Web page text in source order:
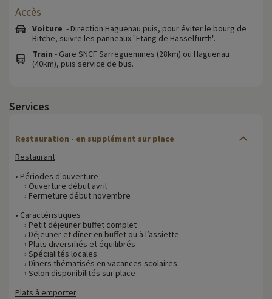
Accès
Voiture - Direction Haguenau puis, pour éviter le bourg de
Bitche, suivre les panneaux "Etang de Hasselfurth".
Train - Gare SNCF Sarreguemines (28km) ou Haguenau
(40km), puis service de bus.
Services
Restauration - en supplément sur place
Restaurant
• Périodes d'ouverture
› Ouverture début avril
› Fermeture début novembre
• Caractéristiques
› Petit déjeuner buffet complet
› Déjeuner et dîner en buffet ou à l’assiette
› Plats diversifiés et équilibrés
› Spécialités locales
› Dîners thématisés en vacances scolaires
› Selon disponibilités sur place
Plats à emporter